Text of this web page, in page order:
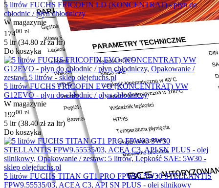
5 litrów FUCHS FRICOFIN LD (KONCENTRAT) - płyn do
chłodnic / płyn chłodniczy
W magazynie
17400 zł
5 ltr (34.80 złza ltr)
Do koszyka
5 litrów FUCHS FRICOFIN EVO (KONCENTRAT) VW
G12EVO - płyn do chłodnic / płyn chłodniczy
W magazynie
19200 zł
5 ltr (38.40złza ltr)
Do koszyka
5 litrów FUCHS TITAN GT1 PRO FPW03 5W30 STELLANTIS
FPW9.55535/03, ACEA C3, API SN PLUS - olej silnikowy